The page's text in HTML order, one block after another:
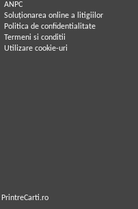
ANPC
Soluționarea online a litigiilor
Politica de confidentialitate
Termeni si conditii
Utilizare cookie-uri
PrintreCarti.ro